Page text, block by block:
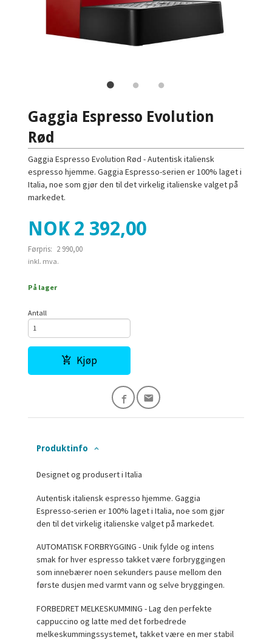
Gaggia Espresso Evolution
Rød
Gaggia Espresso Evolution Rød - Autentisk italiensk
espresso hjemme. Gaggia Espresso-serien er 100% laget i
Italia, noe som gjør den til det virkelig italienske valget på
markedet.
Tilbud
NOK 2 392,00
Førpris: 2 990,00
Rabatt
inkl. mva.
På lager
Antall
Kjøp
Produktinfo
Designet og produsert i Italia
Autentisk italiensk espresso hjemme. Gaggia
Espresso-serien er 100% laget i Italia, noe som gjør
den til det virkelig italienske valget på markedet.
AUTOMATISK FORBRYGGING - Unik fylde og intens
smak for hver espresso takket være forbryggingen
som innebærer noen sekunders pause mellom den
første dusjen med varmt vann og selve bryggingen.
FORBEDRET MELKESKUMMING - Lag den perfekte
cappuccino og latte med det forbedrede
melkeskummingssystemet, takket være en mer stabil